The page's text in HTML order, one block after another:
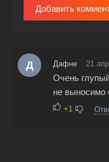
Добавить
Д Дафне 21
Очень
не выносимо
+1